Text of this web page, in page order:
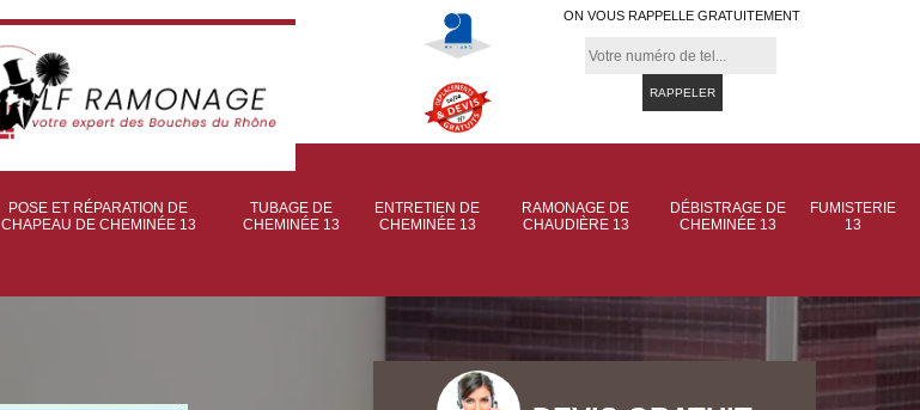
ON VOUS RAPPELLE GRATUITEMENT
POSE ET RÉPARATION DE
CHAPEAU DE CHEMINÉE 13
TUBAGE DE
CHEMINÉE 13
ENTRETIEN DE
CHEMINÉE 13
RAMONAGE DE
CHAUDIÈRE 13
DÉBISTRAGE DE
CHEMINÉE 13
FUMISTERIE
13